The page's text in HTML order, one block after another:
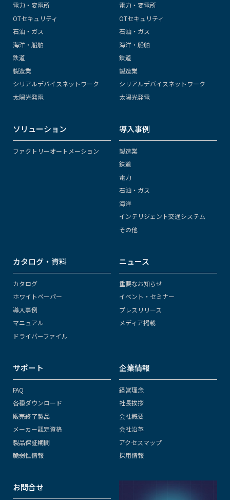
電力・変電所
OTセキュリティ
石油・ガス
海洋・船舶
鉄道
製造業
シリアルデバイスネットワーク
太陽光発電
電力・変電所
OTセキュリティ
石油・ガス
海洋・船舶
鉄道
製造業
シリアルデバイスネットワーク
太陽光発電
ソリューション
ファクトリーオートメーション
導入事例
製造業
鉄道
電力
石油・ガス
海洋
インテリジェント交通システム
その他
カタログ・資料
カタログ
ホワイトペーパー
導入事例
マニュアル
ドライバーファイル
ニュース
重要なお知らせ
イベント・セミナー
プレスリリース
メディア掲載
サポート
FAQ
各種ダウンロード
販売終了製品
メーカー認定資格
製品保証期間
脆弱性情報
企業情報
経営理念
社長挨拶
会社概要
会社沿革
アクセスマップ
採用情報
お問合せ